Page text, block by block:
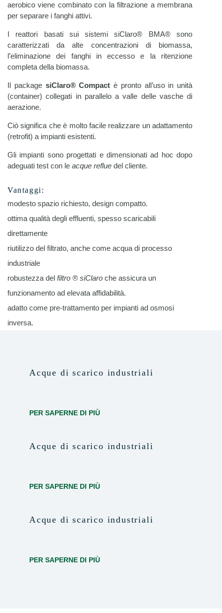
aerobico viene combinato con la filtrazione a membrana
per separare i fanghi attivi.
I reattori basati sui sistemi siClaro® BMA® sono
caratterizzati da alte concentrazioni di biomassa,
l’eliminazione dei fanghi in eccesso e la ritenzione
completa della biomassa.
Il package siClaro® Compact è pronto all’uso in unità
(container) collegati in parallelo a valle delle vasche di
aerazione.
Ciò significa che è molto facile realizzare un adattamento
(retrofit) a impianti esistenti.
Gli impianti sono progettati e dimensionati ad hoc dopo
adeguati test con le acque reflue del cliente.
Vantaggi:
modesto spazio richiesto, design compatto.
ottima qualità degli effluenti, spesso scaricabili
direttamente
riutilizzo del filtrato, anche come acqua di processo
industriale
robustezza del filtro ® siClaro che assicura un
funzionamento ad elevata affidabilità.
adatto come pre-trattamento per impianti ad osmosi
inversa.
Acque di scarico industriali
PER SAPERNE DI PIÙ
Acque di scarico industriali
PER SAPERNE DI PIÙ
Acque di scarico industriali
PER SAPERNE DI PIÙ